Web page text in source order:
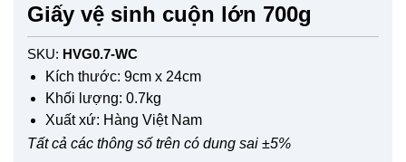
Giấy vệ sinh cuộn lớn 700g
SKU: HVG0.7-WC
Kích thước: 9cm x 24cm
Khối lượng: 0.7kg
Xuất xứ: Hàng Việt Nam
Tất cả các thông số trên có dung sai ±5%